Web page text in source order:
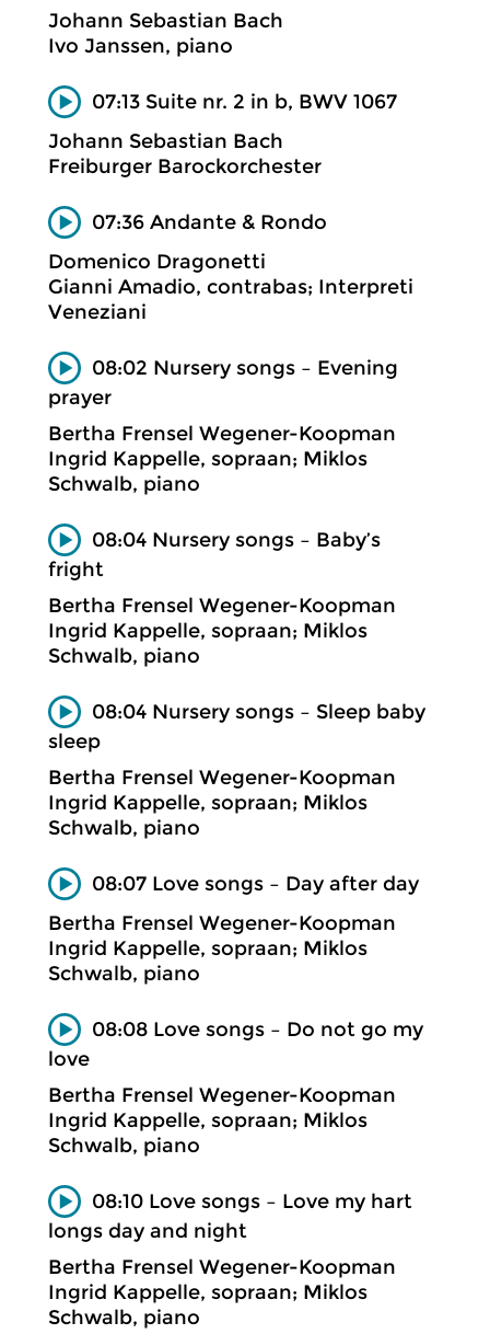
Johann Sebastian Bach
Ivo Janssen, piano
07:13 Suite nr. 2 in b, BWV 1067
Johann Sebastian Bach
Freiburger Barockorchester
07:36 Andante & Rondo
Domenico Dragonetti
Gianni Amadio, contrabas; Interpreti
Veneziani
08:02 Nursery songs – Evening
prayer
Bertha Frensel Wegener-Koopman
Ingrid Kappelle, sopraan; Miklos
Schwalb, piano
08:04 Nursery songs – Baby’s
fright
Bertha Frensel Wegener-Koopman
Ingrid Kappelle, sopraan; Miklos
Schwalb, piano
08:04 Nursery songs – Sleep baby
sleep
Bertha Frensel Wegener-Koopman
Ingrid Kappelle, sopraan; Miklos
Schwalb, piano
08:07 Love songs – Day after day
Bertha Frensel Wegener-Koopman
Ingrid Kappelle, sopraan; Miklos
Schwalb, piano
08:08 Love songs – Do not go my
love
Bertha Frensel Wegener-Koopman
Ingrid Kappelle, sopraan; Miklos
Schwalb, piano
08:10 Love songs – Love my hart
longs day and night
Bertha Frensel Wegener-Koopman
Ingrid Kappelle, sopraan; Miklos
Schwalb, piano